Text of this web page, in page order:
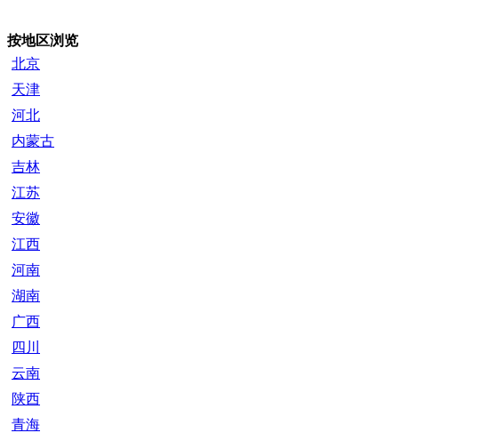
按地区浏览
北京
天津
河北
内蒙古
吉林
江苏
安徽
江西
河南
湖南
广西
四川
云南
陕西
青海